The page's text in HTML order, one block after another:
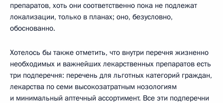
препаратов, хоть они соответственно пока не подлежат
локализации, только в планах; оно, безусловно,
обоснованно.
Хотелось бы также отметить, что внутри перечня жизненно
необходимых и важнейших лекарственных препаратов есть
три подперечня: перечень для льготных категорий граждан,
лекарства по семи высокозатратным нозологиям
и минимальный аптечный ассортимент. Все эти подперечни